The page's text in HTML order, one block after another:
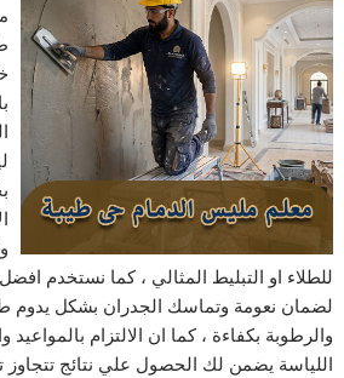
للطلاء او التبليط المثالي ، كما نستخدم
لضمان نعومة وتماسك الجدران بشكل يدوم
والرطوبة بكفاءة ، كما ان الالتزام
اللياسة يضمن لك الحصول علي نتائج